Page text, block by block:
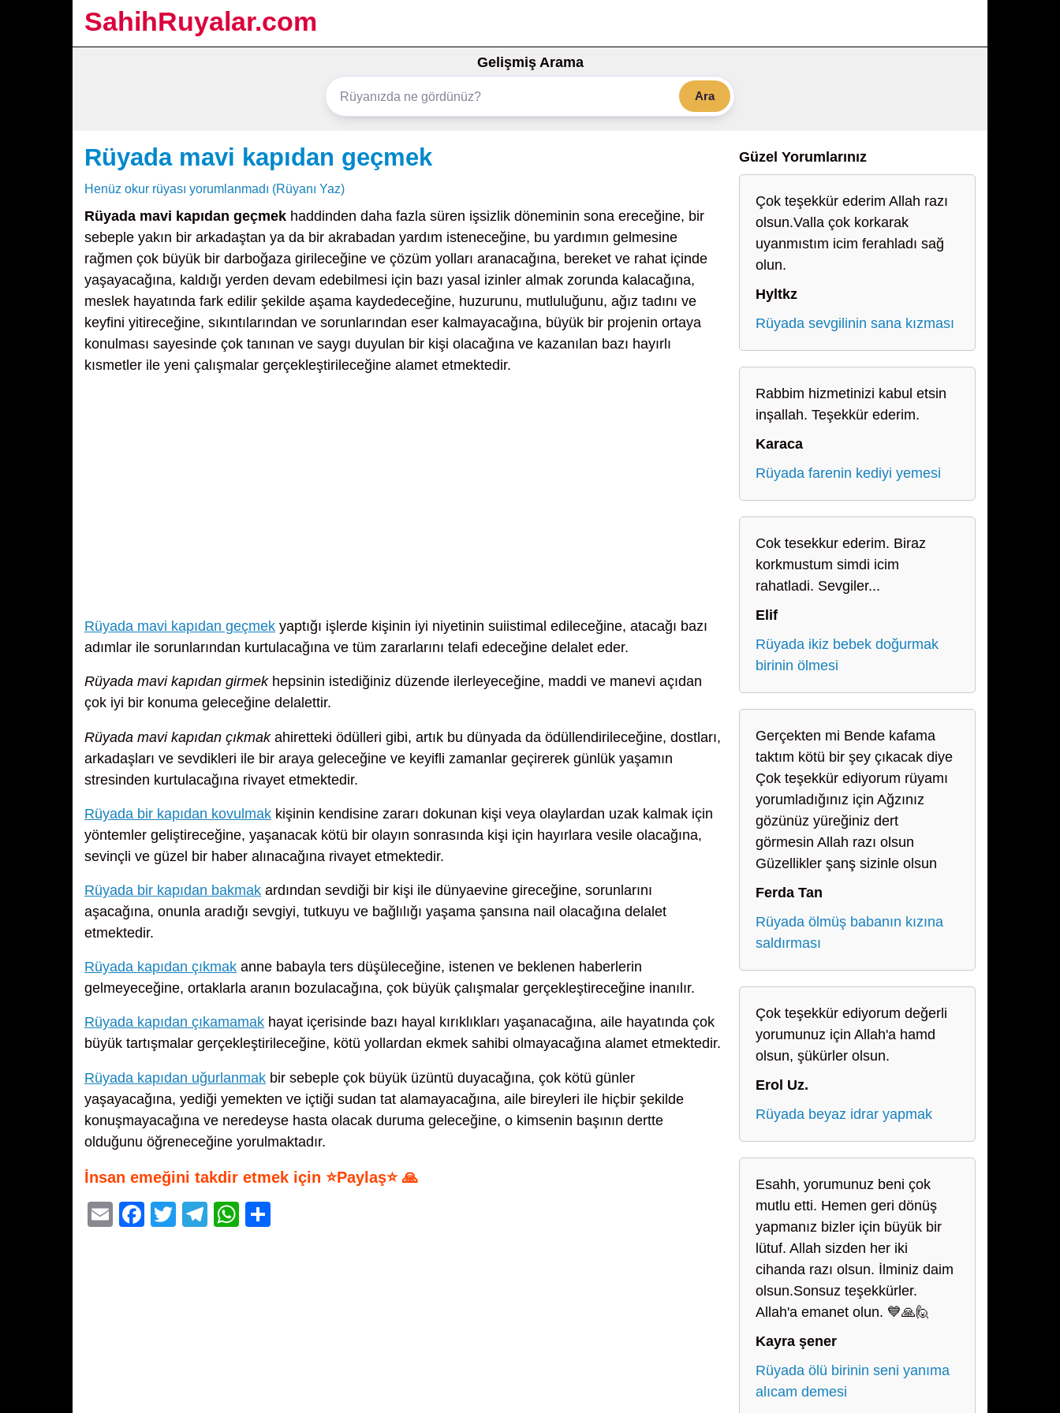
SahihRuyalar.com
Gelişmiş Arama
Ara
Rüyada mavi kapıdan geçmek
Henüz okur rüyası yorumlanmadı (Rüyanı Yaz)
Rüyada mavi kapıdan geçmek haddinden daha fazla süren işsizlik döneminin sona ereceğine, bir
sebeple yakın bir arkadaştan ya da bir akrabadan yardım isteneceğine, bu yardımın gelmesine
rağmen çok büyük bir darboğaza girileceğine ve çözüm yolları aranacağına, bereket ve rahat içinde
yaşayacağına, kaldığı yerden devam edebilmesi için bazı yasal izinler almak zorunda kalacağına,
meslek hayatında fark edilir şekilde aşama kaydedeceğine, huzurunu, mutluluğunu, ağız tadını ve
keyfini yitireceğine, sıkıntılarından ve sorunlarından eser kalmayacağına, büyük bir projenin ortaya
konulması sayesinde çok tanınan ve saygı duyulan bir kişi olacağına ve kazanılan bazı hayırlı
kısmetler ile yeni çalışmalar gerçekleştirileceğine alamet etmektedir.
Rüyada mavi kapıdan geçmek yaptığı işlerde kişinin iyi niyetinin suiistimal edileceğine, atacağı bazı
adımlar ile sorunlarından kurtulacağına ve tüm zararlarını telafi edeceğine delalet eder.
Rüyada mavi kapıdan girmekhepsinin istediğiniz düzende ilerleyeceğine, maddi ve manevi açıdan
çok iyi bir konuma geleceğine delalettir.
Rüyada mavi kapıdan çıkmakahiretteki ödülleri gibi, artık bu dünyada da ödüllendirileceğine, dostları,
arkadaşları ve sevdikleri ile bir araya geleceğine ve keyifli zamanlar geçirerek günlük yaşamın
stresinden kurtulacağına rivayet etmektedir.
Rüyada bir kapıdan kovulmak kişinin kendisine zararı dokunan kişi veya olaylardan uzak kalmak için
yöntemler geliştireceğine, yaşanacak kötü bir olayın sonrasında kişi için hayırlara vesile olacağına,
sevinçli ve güzel bir haber alınacağına rivayet etmektedir.
Rüyada bir kapıdan bakmak ardından sevdiği bir kişi ile dünyaevine gireceğine, sorunlarını
aşacağına, onunla aradığı sevgiyi, tutkuyu ve bağlılığı yaşama şansına nail olacağına delalet
etmektedir.
Rüyada kapıdan çıkmak anne babayla ters düşüleceğine, istenen ve beklenen haberlerin
gelmeyeceğine, ortaklarla aranın bozulacağına, çok büyük çalışmalar gerçekleştireceğine inanılır.
Rüyada kapıdan çıkamamak hayat içerisinde bazı hayal kırıklıkları yaşanacağına, aile hayatında çok
büyük tartışmalar gerçekleştirileceğine, kötü yollardan ekmek sahibi olmayacağına alamet etmektedir.
Rüyada kapıdan uğurlanmak bir sebeple çok büyük üzüntü duyacağına, çok kötü günler
yaşayacağına, yediği yemekten ve içtiği sudan tat alamayacağına, aile bireyleri ile hiçbir şekilde
konuşmayacağına ve neredeyse hasta olacak duruma geleceğine, o kimsenin başının dertte
olduğunu öğreneceğine yorulmaktadır.
İnsan emeğini takdir etmek için ⭐Paylaş⭐ 🙏
E
F
T
T
W
Güzel Yorumlarınız
Çok teşekkür ederim Allah razı
olsun.Valla çok korkarak
uyanmıstım icim ferahladı sağ
olun.
Hyltkz
Rüyada sevgilinin sana kızması
Rabbim hizmetinizi kabul etsin
inşallah. Teşekkür ederim.
Karaca
Rüyada farenin kediyi yemesi
Cok tesekkur ederim. Biraz
korkmustum simdi icim
rahatladi. Sevgiler...
Elif
Rüyada ikiz bebek doğurmak
birinin ölmesi
Gerçekten mi Bende kafama
taktım kötü bir şey çıkacak diye
Çok teşekkür ediyorum rüyamı
yorumladığınız için Ağzınız
gözünüz yüreğiniz dert
görmesin Allah razı olsun
Güzellikler şanş sizinle olsun
Ferda Tan
Rüyada ölmüş babanın kızına
saldırması
Çok teşekkür ediyorum değerli
yorumunuz için Allah'a hamd
olsun, şükürler olsun.
Erol Uz.
Rüyada beyaz idrar yapmak
Esahh, yorumunuz beni çok
mutlu etti. Hemen geri dönüş
yapmanız bizler için büyük bir
lütuf. Allah sizden her iki
cihanda razı olsun. İlminiz daim
olsun.Sonsuz teşekkürler.
Allah'a emanet olun. 💙🙏🙋
Kayra şener
Rüyada ölü birinin seni yanıma
alıcam demesi